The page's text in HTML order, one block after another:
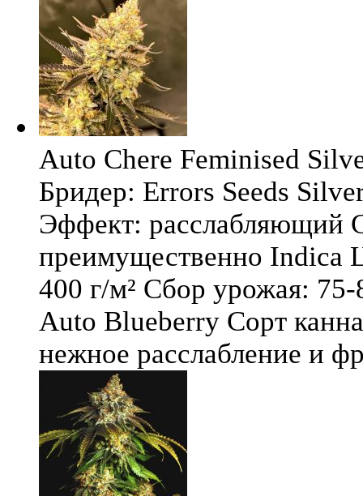
Auto Chere Feminised
Бридер: Errors Seeds
Эффект: расслабляющий
преимущественно Indica
400 г/м² Сбор урожая:
Auto Blueberry Сорт
нежное расслабление и